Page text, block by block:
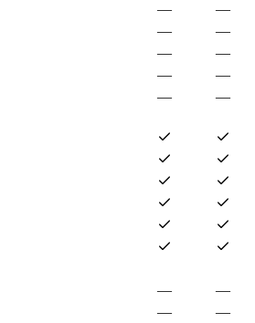
—
—
—
—
—
—
—
—
—
—
—
—
—
—